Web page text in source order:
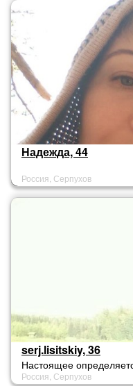
Надежда, 44
Россия, Серпухов
serj.lisitskiy, 36
Настоящее
Россия, Серпухов